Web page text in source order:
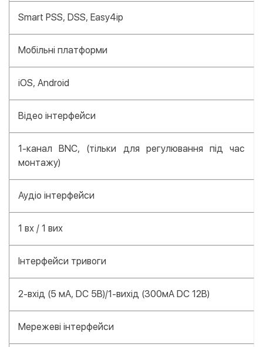
Smart PSS, DSS, Easy4ip
Мобільні платформи
iOS, Android
Відео інтерфейси
1-канал BNC, (тільки для регулювання під час
монтажу)
Аудіо інтерфейси
1 вх / 1 вих
Інтерфейси тривоги
2-вхід (5 мА, DC 5В)/1-вихід (300мА DC 12В)
Мережеві інтерфейси